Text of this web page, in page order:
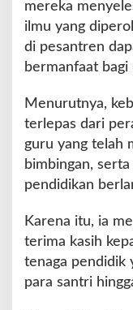
mereka
ilmu yang
di pesantren
bermanfaat bagi
Menurutnya,
terlepas dari
guru yang telah
bimbingan,
pendidikan
Karena itu, ia
terima kasih
tenaga pendidik
para santri